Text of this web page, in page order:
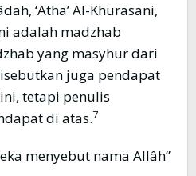
‘Atha’ Al-Khurasani,
adalah madzhab
yang masyhur dari
juga pendapat
tetapi penulis
di atas.7
menyebut nama Allâh”